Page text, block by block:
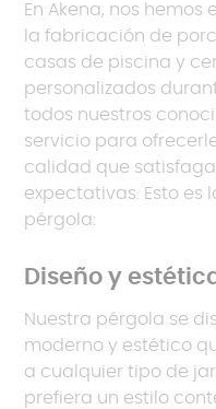
En Akena, nos
la fabricación de
casas de piscina y
personalizados
todos nuestros
servicio para
calidad que
expectativas. Esto es
pérgola:
Diseño y
Nuestra pérgola se
moderno y estético
a cualquier tipo de
prefiera un estilo